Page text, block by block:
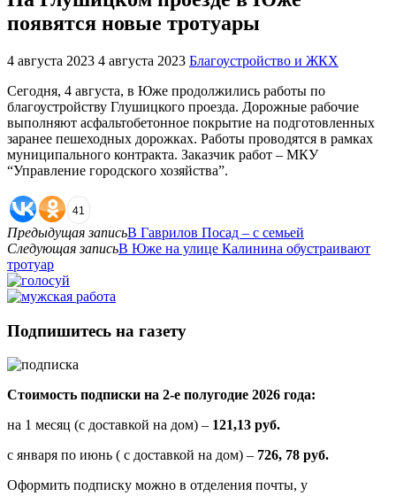
появятся новые тротуары
4 августа 2023 4 августа 2023 Благоустройство и ЖКХ
Сегодня, 4 августа, в Юже продолжились работы по
благоустройству Глушицкого проезда. Дорожные рабочие
выполняют асфальтобетонное покрытие на подготовленных
заранее пешеходных дорожках. Работы проводятся в рамках
муниципального контракта. Заказчик работ – МКУ
“Управление городского хозяйства”.
41
Предыдущая записьВ Гаврилов Посад – с семьей
Следующая записьВ Юже на улице Калинина обустраивают
тротуар
Подпишитесь на газету
Стоимость подписки на 2-е полугодие 2026 года:
на 1 месяц (с доставкой на дом) – 121,13 руб.
с января по июнь ( с доставкой на дом) – 726, 78 руб.
Оформить подписку можно в отделения почты, у